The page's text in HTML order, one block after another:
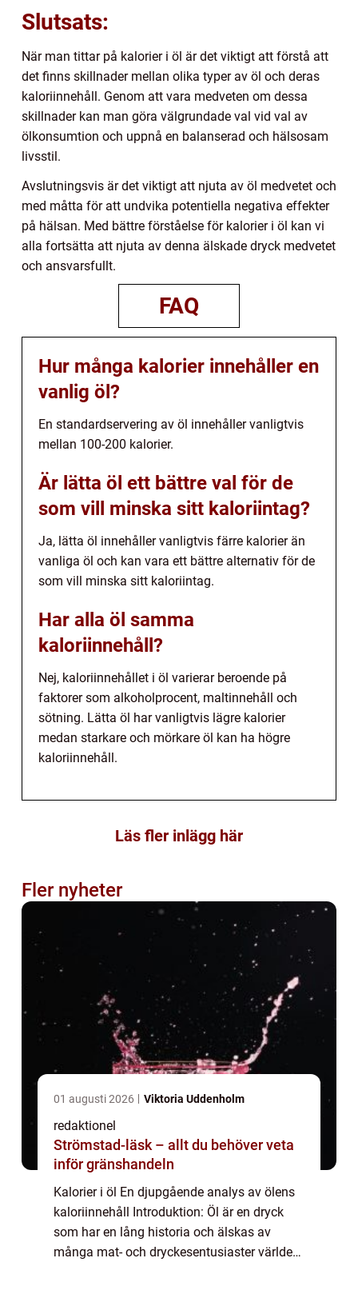
Slutsats:
När man tittar på kalorier i öl är det viktigt att förstå att
det finns skillnader mellan olika typer av öl och deras
kaloriinnehåll. Genom att vara medveten om dessa
skillnader kan man göra välgrundade val vid val av
ölkonsumtion och uppnå en balanserad och hälsosam
livsstil.
Avslutningsvis är det viktigt att njuta av öl medvetet och
med måtta för att undvika potentiella negativa effekter
på hälsan. Med bättre förståelse för kalorier i öl kan vi
alla fortsätta att njuta av denna älskade dryck medvetet
och ansvarsfullt.
FAQ
Hur många kalorier innehåller en
vanlig öl?
En standardservering av öl innehåller vanligtvis
mellan 100-200 kalorier.
Är lätta öl ett bättre val för de
som vill minska sitt kaloriintag?
Ja, lätta öl innehåller vanligtvis färre kalorier än
vanliga öl och kan vara ett bättre alternativ för de
som vill minska sitt kaloriintag.
Har alla öl samma
kaloriinnehåll?
Nej, kaloriinnehållet i öl varierar beroende på
faktorer som alkoholprocent, maltinnehåll och
sötning. Lätta öl har vanligtvis lägre kalorier
medan starkare och mörkare öl kan ha högre
kaloriinnehåll.
Läs fler inlägg här
Fler nyheter
01 augusti 2026 Viktoria Uddenholm
redaktionel
Strömstad-läsk – allt du behöver veta
inför gränshandeln
Kalorier i öl En djupgående analys av ölens
kaloriinnehåll Introduktion: Öl är en dryck
som har en lång historia och älskas av
många mat- och dryckesentusiaster världen